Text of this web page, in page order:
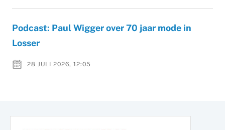
Podcast: Paul Wigger over 70 jaar mode in
Losser
28 JULI 2026, 12:05